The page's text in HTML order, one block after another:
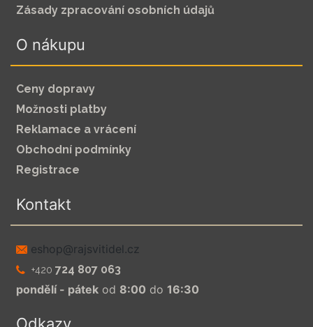
Zásady zpracování osobních údajů
O nákupu
Ceny dopravy
Možnosti platby
Reklamace a vrácení
Obchodní podmínky
Registrace
Kontakt
zc.leditivsjar@pohse
+420 724 807 063
pondělí - pátek od 8:00 do 16:30